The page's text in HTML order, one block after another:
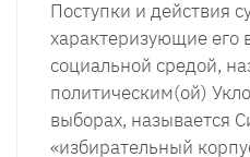
Поступки и действия
характеризующие его
социальной средой,
политическим(ой)
выборах, называется
«избирательный